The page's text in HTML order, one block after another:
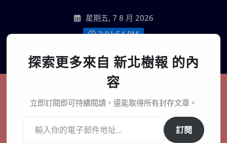
content
星期五, 7 8 月 2026
2:01:55 PM
聯絡我們
新北樹報
在地、記憶、連結、創生
探索更多來自 新北樹報 的內
容
立即訂閱即可持續閱讀，還能取得所有封存文章。
訂閱